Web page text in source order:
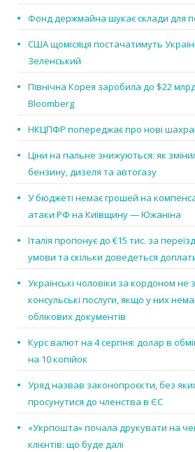
Фонд держмайна шукає склади для
США щомісяця постачатимуть
Зеленський
Північна Корея заробила до $22
Bloomberg
НКЦПФР попереджає про нові
Ціни на пальне знижуються: як
бензину, дизеля та автогазу
У бюджеті немає грошей на
атаки РФ на Київщину — Южаніна
Італія пропонує до €15 тис. за
умови та скільки доведеться
Українські чоловіки за кордоном
консульські послуги, якщо у них
облікових документів
Курс валют на 4 серпня: долар в
на 10 копійок
Уряд назвав законопроєкти, без
просунутися до членства в ЄС
«Укрпошта» почала друкувати на
клієнтів: що буде далі